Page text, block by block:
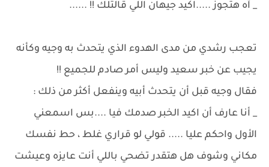
_ آه هتجوز .....اكيد جيهان اللي قالتلك !! ......
تعجب رشدي من مدى الهدوء الذي يتحدث به وجيه وكأنه
يجيب عن خبر سعيد وليس أمر صادم للجميع !!
فقال وجيه قبل أن يتحدث أبيه وينفعل أكثر من ذلك :
_ أنا عارف أن اكيد الخبر صدمك فيا ....بس اسمعني
الأول واحكم عليا ..... قولي لو قراري غلط ، حط نفسك
مكاني وشوف هل هتقدر تضحي باللي أنت عايزه وعيشت